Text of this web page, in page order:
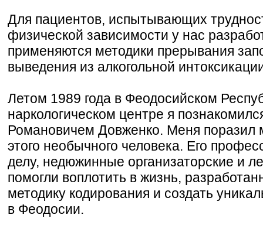
Для пациентов, испытывающих
физической зависимости у нас
применяются методики прерывания
выведения из алкогольной
Летом 1989 года в Феодосийском
наркологическом центре я
Романовичем Довженко. Меня поразил
этого необычного человека. Его
делу, недюжинные организаторские и
помогли воплотить в жизнь,
методику кодирования и создать
в Феодосии.